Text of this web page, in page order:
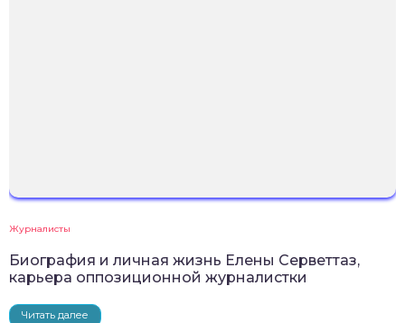
Журналисты
Биография и личная жизнь Елены Серветтаз,
карьера оппозиционной журналистки
Читать далее